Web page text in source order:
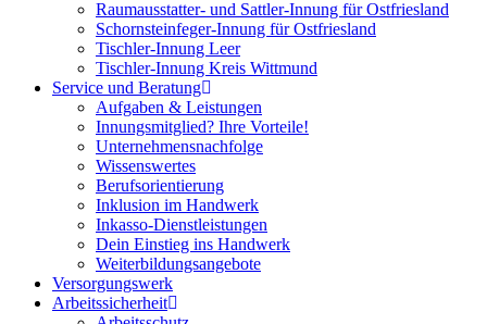
Raumausstatter- und Sattler-Innung für Ostfriesland
Schornsteinfeger-Innung für Ostfriesland
Tischler-Innung Leer
Tischler-Innung Kreis Wittmund
Service und Beratung
Aufgaben & Leistungen
Innungsmitglied? Ihre Vorteile!
Unternehmensnachfolge
Wissenswertes
Berufsorientierung
Inklusion im Handwerk
Inkasso-Dienstleistungen
Dein Einstieg ins Handwerk
Weiterbildungsangebote
Versorgungswerk
Arbeitssicherheit